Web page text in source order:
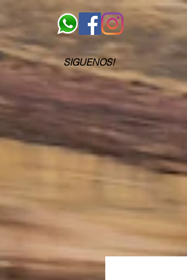
SIGUENOS!